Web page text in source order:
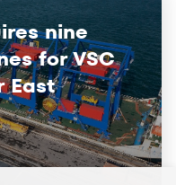
nine
for VSC
East